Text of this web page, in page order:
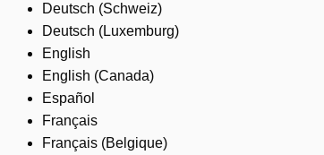
Deutsch (Schweiz)
Deutsch (Luxemburg)
English
English (Canada)
Español
Français
Français (Belgique)